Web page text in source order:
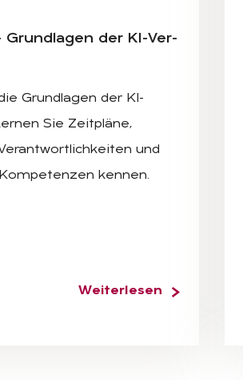
Grund­la­gen der KI-Ver­
Grundlagen der KI-
Sie Zeitpläne,
und
kennen.
Weiterlesen